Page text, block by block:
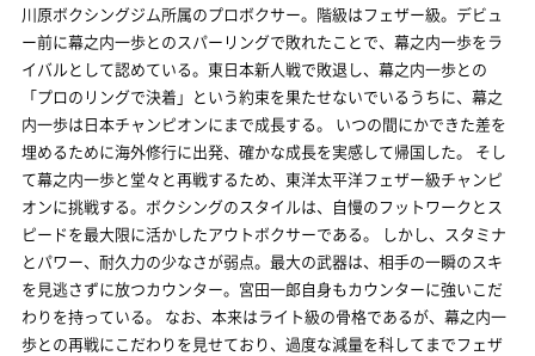
川原ボクシングジム所属のプロボクサー。階級はフェザー級。デビュ
ー前に幕之内一歩とのスパーリングで敗れたことで、幕之内一歩をラ
イバルとして認めている。東日本新人戦で敗退し、幕之内一歩との
「プロのリングで決着」という約束を果たせないでいるうちに、幕之
内一歩は日本チャンピオンにまで成長する。 いつの間にかできた差を
埋めるために海外修行に出発、確かな成長を実感して帰国した。 そし
て幕之内一歩と堂々と再戦するため、東洋太平洋フェザー級チャンピ
オンに挑戦する。ボクシングのスタイルは、自慢のフットワークとス
ピードを最大限に活かしたアウトボクサーである。 しかし、スタミナ
とパワー、耐久力の少なさが弱点。最大の武器は、相手の一瞬のスキ
を見逃さずに放つカウンター。宮田一郎自身もカウンターに強いこだ
わりを持っている。 なお、本来はライト級の骨格であるが、幕之内一
歩との再戦にこだわりを見せており、過度な減量を科してまでフェザ